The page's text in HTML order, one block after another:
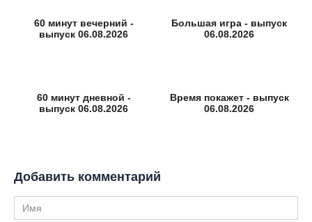
60 минут вечерний -
выпуск 06.08.2026
Большая игра - выпуск
06.08.2026
60 минут дневной -
выпуск 06.08.2026
Время покажет - выпуск
06.08.2026
Добавить комментарий
Имя